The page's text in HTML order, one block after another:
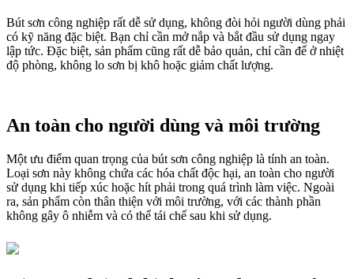
Bút sơn công nghiệp rất dễ sử dụng, không đòi hỏi người dùng phải
có kỹ năng đặc biệt. Bạn chỉ cần mở nắp và bắt đầu sử dụng ngay
lập tức. Đặc biệt, sản phẩm cũng rất dễ bảo quản, chỉ cần để ở nhiệt
độ phòng, không lo sơn bị khô hoặc giảm chất lượng.
An toàn cho người dùng và môi trường
Một ưu điểm quan trọng của bút sơn công nghiệp là tính an toàn.
Loại sơn này không chứa các hóa chất độc hại, an toàn cho người
sử dụng khi tiếp xúc hoặc hít phải trong quá trình làm việc. Ngoài
ra, sản phẩm còn thân thiện với môi trường, với các thành phần
không gây ô nhiễm và có thể tái chế sau khi sử dụng.